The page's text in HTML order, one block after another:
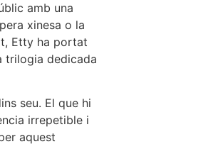
amb una
xinesa o la
Etty ha portat
trilogia dedicada
seu. El que hi
irrepetible i
aquest